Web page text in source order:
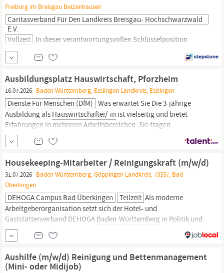
Freiburg im Breisgau Betzenhausen
Caritasverband Für Den Landkreis Breisgau- Hochschwarzwald
E.V.
Vollzeit In dieser verantwortungsvollen Schlüsselposition
übernehmen Sie die standortübergreifende
Gesamtverantwortung für die
Bereiche
Seniorenzentren. Sie gestalten Prozesse aktiv mit, entwickeln
Qualitätsstandards weiter und sorgen für eine wirtschaftliche,
moderne und zukunftsorientierte Ausrichtung derHauswirtschaft.
Ausbildungsplatz Hauswirtschaft, Pforzheim
16.07.2026 Baden Württemberg, Esslingen Landkreis, Esslingen
Dienste Für Menschen (DfM) Was erwartet Sie Die 3-jährige
Ausbildung als Hauswirtschafter/-in ist vielseitig und bietet
Erfahrungen in mehreren Arbeitsbereichen. Sie tragen
Verantwortung, arbeiten gemeinsam im Team und übernehmen
sinnhafte Tätigkeiten. Sie lernen alle Bereiche der
Hauswirtschaft
und Wäscherei. Später...
Housekeeping-Mitarbeiter / Reinigungskraft (m/w/d)
31.07.2026 Baden Württemberg, Göppingen Landkreis, 73337, Bad
Überkingen
DEHOGA Campus Bad Überkingen Teilzeit Als moderne
Arbeitgeberorganisation setzt sich der Hotel- und
Gaststättenverband DEHOGA Baden-Württemberg in Politik und
Öffentlichkeit für die Anliegen von Hotellerie und Gastronomie im
Land ein. Für das Team des DEHOGA Campus suchen wir eine:n
Housekeeping-Mitarbeiter /
Bad Überkingen) IHRE...
Aushilfe (m/w/d) Reinigung und Bettenmanagement
(Mini- oder Midijob)